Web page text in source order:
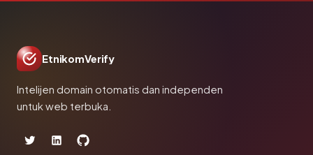
EtnikomVerify
Intelijen domain otomatis dan independen
untuk web terbuka.